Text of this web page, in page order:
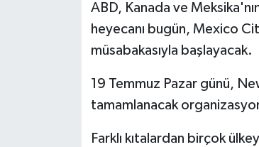
ABD, Kanada ve
heyecanı bugün, Mexico
müsabakasıyla başlayacak.
19 Temmuz Pazar günü,
tamamlanacak
Farklı kıtalardan birçok